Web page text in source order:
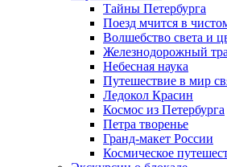
Тайны Петербурга
Поезд мчится в
Волшебство света и
Железнодорожный
Небесная наука
Путешествие в мир
Ледокол Красин
Космос из Петербурга
Петра творенье
Гранд-макет России
Космическое